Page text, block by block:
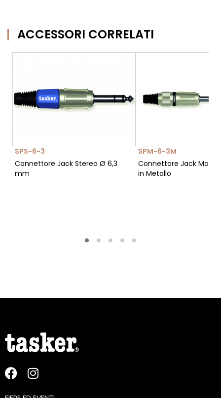
ACCESSORI CORRELATI
SPS-6-3
Connettore Jack Stereo Ø 6,3
mm
SPM-6-3M
Connettore Jack Mono
in Metallo